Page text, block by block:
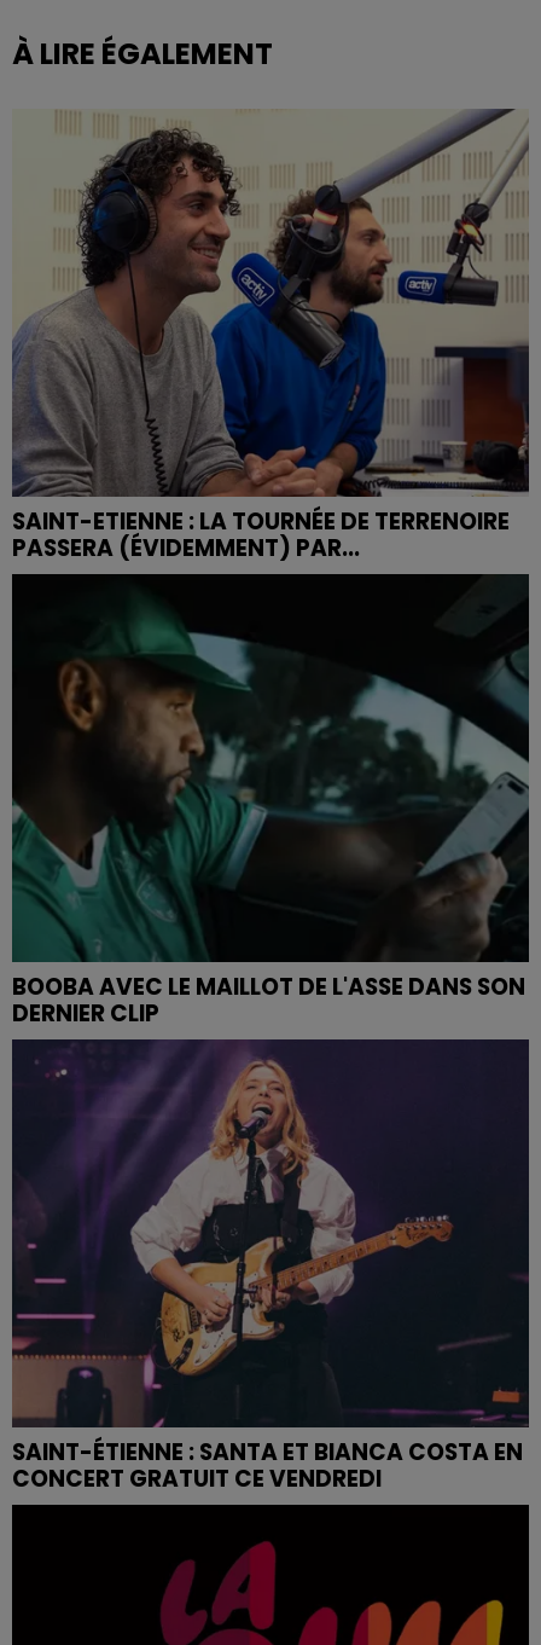
À LIRE ÉGALEMENT
SAINT-ETIENNE : LA TOURNÉE DE TERRENOIRE
PASSERA (ÉVIDEMMENT) PAR...
BOOBA AVEC LE MAILLOT DE L'ASSE DANS SON
DERNIER CLIP
SAINT-ÉTIENNE : SANTA ET BIANCA COSTA EN
CONCERT GRATUIT CE VENDREDI